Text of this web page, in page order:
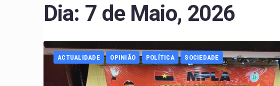
Dia: 7 de Maio, 2026
ACTUALIDADE OPINIÃO POLÍTICA SOCIEDADE